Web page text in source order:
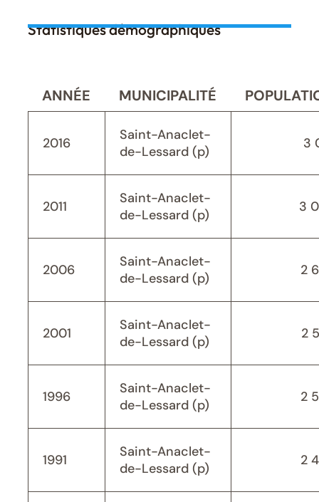
Statistiques démographiques
ANNÉE MUNICIPALITÉ
2016
Saint-Anaclet-
de-Lessard (p)
3
2011
Saint-Anaclet-
de-Lessard (p)
3
2006
Saint-Anaclet-
de-Lessard (p)
2
2001
Saint-Anaclet-
de-Lessard (p)
2
1996
Saint-Anaclet-
de-Lessard (p)
2
1991
Saint-Anaclet-
de-Lessard (p)
2